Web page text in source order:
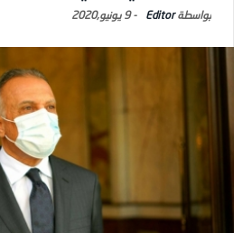
Editor
-9 يونيو,2020